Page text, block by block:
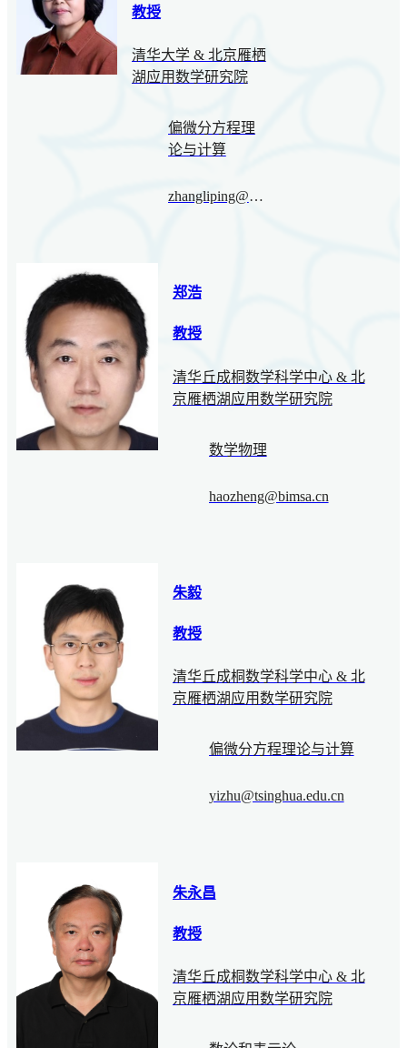
教授
清华大学 & 北京雁栖
湖应用数学研究院
偏微分方程理
论与计算
zhangliping@bimsa.cn
郑浩
教授
清华丘成桐数学科学中心 & 北
京雁栖湖应用数学研究院
数学物理
haozheng@bimsa.cn
朱毅
教授
清华丘成桐数学科学中心 & 北
京雁栖湖应用数学研究院
偏微分方程理论与计算
yizhu@tsinghua.edu.cn
朱永昌
教授
清华丘成桐数学科学中心 & 北
京雁栖湖应用数学研究院